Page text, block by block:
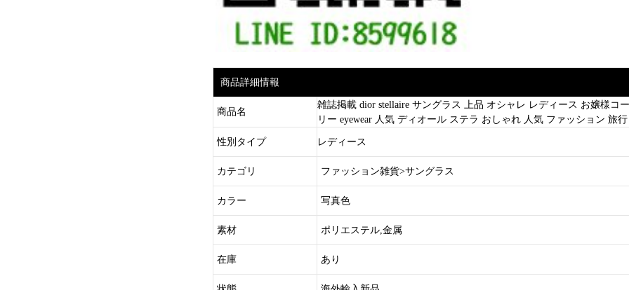
商品詳細情報
商品名
雑誌掲載 dior stellaire サングラス 上品 オシャレ レディース お嬢様コ
リー eyewear 人気 ディオール ステラ おしゃれ 人気 ファッション 旅
性別タイプ レディース
カテゴリ ファッション雑貨>サングラス
カラー 写真色
素材 ポリエステル,金属
在庫 あり